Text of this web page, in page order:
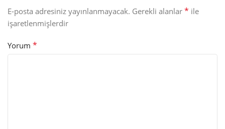
E-posta adresiniz yayınlanmayacak. Gerekli alanlar * ile
işaretlenmişlerdir
Yorum *